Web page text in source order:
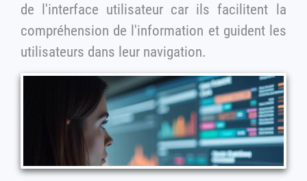
de l'interface utilisateur car ils facilitent la
compréhension de l'information et guident les
utilisateurs dans leur navigation.